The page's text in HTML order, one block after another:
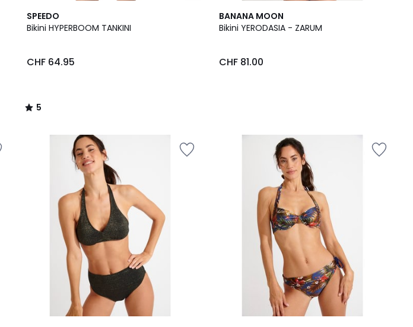
SPEEDO
Bikini HYPERBOOM TANKINI
CHF 64.95
5
/
5
/
BANANA MOON
Bikini YERODASIA - ZARUM
CHF 81.00